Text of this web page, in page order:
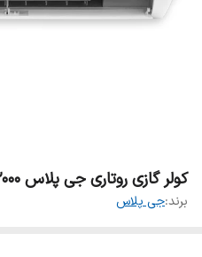
کولر گازی روتاری جی پلاس 12000 مدل GAC-TF12TP1A
برند:جی پلاس